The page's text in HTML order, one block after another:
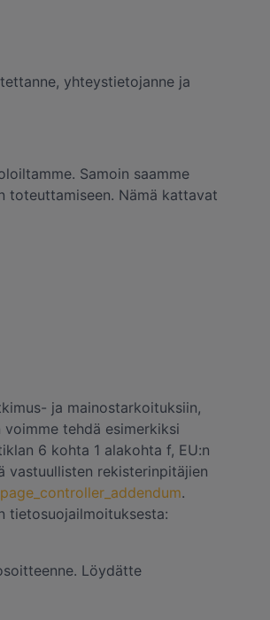
yhteystietojanne ja
Samoin saamme
toteuttamiseen. Nämä kattavat
ja mainostarkoituksiin,
tehdä esimerkiksi
6 kohta 1 alakohta f, EU:n
vastuullisten rekisterinpitäjien
.
tietosuojailmoituksesta:
Löydätte